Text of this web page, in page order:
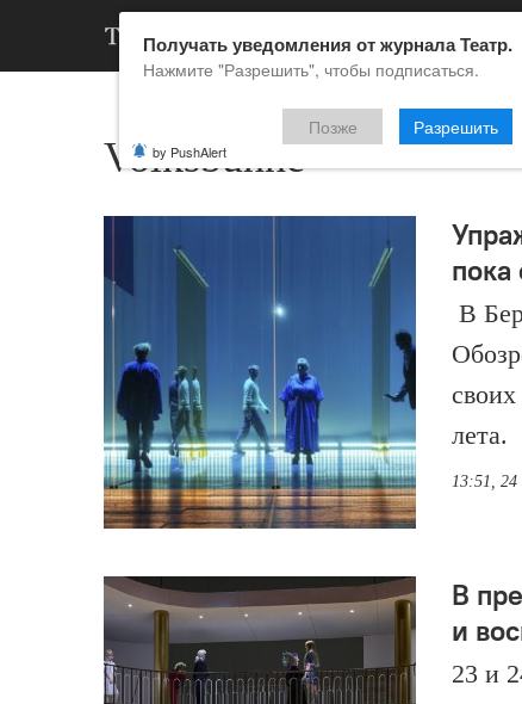
Volksbühne
В
лета.
13:51, 24
В
и
23 и
Получать уведомления от журнала Театр.
Нажмите "Разрешить", чтобы подписаться.
Позже Разрешить
by PushAlert